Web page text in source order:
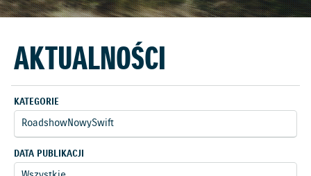
AKTUALNOŚCI
KATEGORIE
DATA PUBLIKACJI